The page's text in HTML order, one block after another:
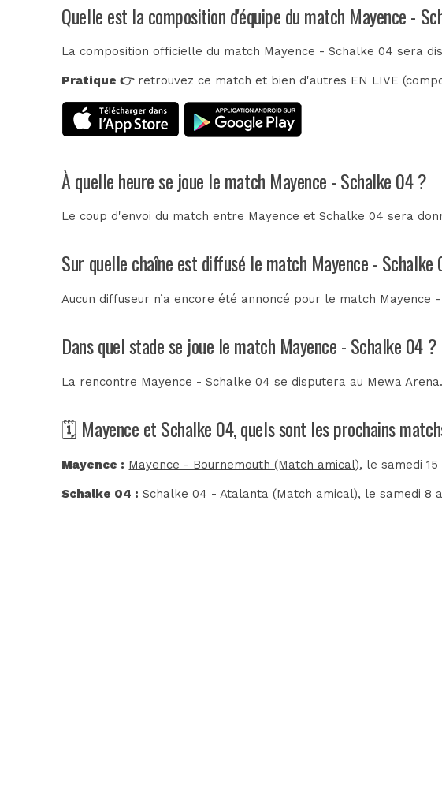
Quelle est la composition d'équipe du match Mayence -
La composition officielle du match Mayence - Schalke 04 sera
Pratique 👉retrouvez ce match et bien d'autres EN LIVE
À quelle heure se joue le match Mayence - Schalke 04 ?
Le coup d'envoi du match entre Mayence et Schalke 04 sera
Sur quelle chaîne est diffusé le match Mayence -
Aucun diffuseur n’a encore été annoncé pour le match
Dans quel stade se joue le match Mayence - Schalke 04 ?
La rencontre Mayence - Schalke 04 se disputera au Mewa Arena.
🗓️ Mayence et Schalke 04, quels sont les prochains
Mayence : Mayence - Bournemouth (Match amical), le samedi 15
Schalke 04 : Schalke 04 - Atalanta (Match amical), le samedi 8